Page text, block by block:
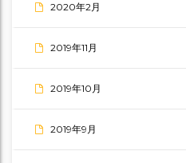
2020年2月
2019年11月
2019年10月
2019年9月